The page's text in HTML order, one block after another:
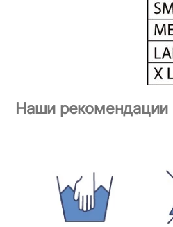
Наши рекомендации